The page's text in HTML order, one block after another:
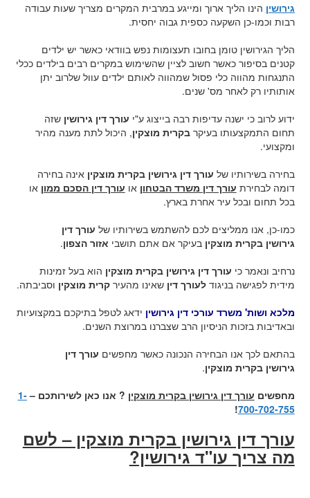
גירושין הינו הליך ארוך ומייגע במרבית המקרים מצריך שעות עבודה
רבות וכמו-כן השקעה כספית גבוה יחסית.
הליך הגירושין טומן בחובו תעצומות נפש בוודאי כאשר יש ילדים
קטנים בסיפור כאשר חשוב לציין שהשימוש במקרים רבים בילדים ככלי
התנגחות מהווה כלי פסול שמהווה לאותם ילדים עוול שלרוב יתן
אותותיו רק לאחר מס' שנים.
ידוע לרוב כי ישנה עדיפות רבה בייצוג ע"י עורך דין גירושין שזה
תחום התמקצעותו בעיקרבקרית מוצקין, היכול לתת מענה מהיר
ומקצועי.
בחירה בשירותיו של עורך דין גירושין בקרית מוצקין אינה בחירה
דומה לבחירת עורך דין משרד הבטחון או עורך דין הסכם ממון או
בכל תחום ובכל עיר אחרת בארץ.
כמו-כן, אנו ממליצים לכם להשתמש בשירותיו של עורך דין
גירושין בקרית מוצקין בעיקר אם אתם תושבי אזור הצפון.
נרחיב ונאמר כי עורך דין גירושין בקרית מוצקין הוא בעל זמינות
מידית לפגישה בניגודלעורך דין שאינו מהעירקרית מוצקין וסביבתה.
מלכא ושות' משרד עורכי דין גירושין ידאג לטפל בתיקכם במקצועיות
ובאדיבות בזכות הניסיון הרב שצברנו במרוצת השנים.
בהתאם לכך אנו הבחירה הנכונה כאשר מחפשים עורך דין
גירושין בקרית מוצקין.
מחפשים עורך דין גירושין בקרית מוצקין ? אנו כאן לשירותכם –1-
700-702-755
!
עורך דין גירושין בקרית מוצקין – לשם
מה צריך עו"ד גירושין?